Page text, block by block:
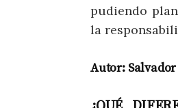
pudiendo
la
Autor: